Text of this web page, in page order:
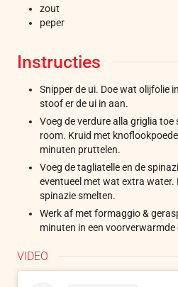
zout
peper
Instructies
Snipper de ui. Doe wat olijfolie
stoof er de ui in aan.
Voeg de verdure alla griglia toe
room. Kruid met
minuten pruttelen.
Voeg de tagliatelle en de
eventueel met wat extra water.
spinazie smelten.
Werk af met formaggio &
minuten in een
VIDEO